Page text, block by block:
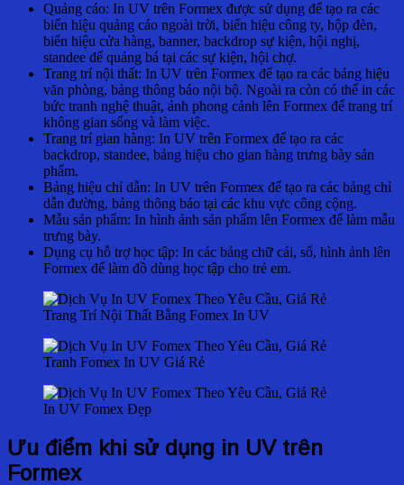
Quảng cáo: In UV trên Formex được sử dụng để tạo ra các
biển hiệu quảng cáo ngoài trời, biển hiệu công ty, hộp đèn,
biển hiệu cửa hàng, banner, backdrop sự kiện, hội nghị,
standee để quảng bá tại các sự kiện, hội chợ.
Trang trí nội thất: In UV trên Formex để tạo ra các bảng hiệu
văn phòng, bảng thông báo nội bộ. Ngoài ra còn có thể in các
bức tranh nghệ thuật, ảnh phong cảnh lên Formex để trang trí
không gian sống và làm việc.
Trang trí gian hàng: In UV trên Formex để tạo ra các
backdrop, standee, bảng hiệu cho gian hàng trưng bày sản
phẩm.
Bảng hiệu chỉ dẫn: In UV trên Formex để tạo ra các bảng chỉ
dẫn đường, bảng thông báo tại các khu vực công cộng.
Mẫu sản phẩm: In hình ảnh sản phẩm lên Formex để làm mẫu
trưng bày.
Dụng cụ hỗ trợ học tập: In các bảng chữ cái, số, hình ảnh lên
Formex để làm đồ dùng học tập cho trẻ em.
Trang Trí Nội Thất Bằng Fomex In UV
Tranh Fomex In UV Giá Rẻ
In UV Fomex Đẹp
Ưu điểm khi sử dụng in UV trên
Formex